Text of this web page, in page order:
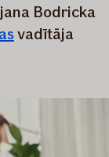
Bodricka
vadītāja